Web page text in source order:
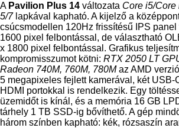
A Pavilion Plus 14 változata Core i5/Core
5/7lapkával kapható. A kijelző a
csúcsmodellen 120Hz frissítésű IPS
1600 pixel felbontással, de választható
x 1800 pixel felbontással. Grafikus
kompromisszumot kötni: RTX 2050 LT
Radeon 740M, 760M, 780Maz AMD
5 megapixeles fejlett kamerával, két USB-
HDMI portokkal is rendelkezik. Egy
üzemidőt is kínál, és a memória 16 GB
tárhely 1 TB SSD-ig bővíthető. A gép
három színben kapható: kék, rózsaszín